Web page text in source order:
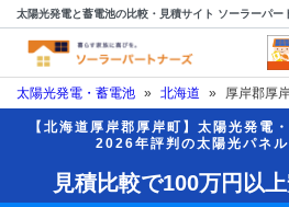
太陽光発電と蓄電池の比較・見積サイト ソーラーパー
太陽光発電・蓄電池 » 北海道 » 厚岸郡厚
【北海道厚岸郡厚岸町】太陽光発電
2026年評判の太陽光パネ
見積比較で100万円以